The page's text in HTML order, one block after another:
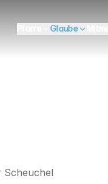
Glaube
Scheuchel